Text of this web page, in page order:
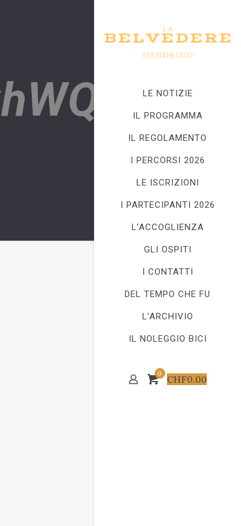
LE NOTIZIE
IL PROGRAMMA
IL REGOLAMENTO
I PERCORSI 2026
LE ISCRIZIONI
I PARTECIPANTI 2026
L’ACCOGLIENZA
GLI OSPITI
I CONTATTI
DEL TEMPO CHE FU
L’ARCHIVIO
IL NOLEGGIO BICI
0 CHF0.00